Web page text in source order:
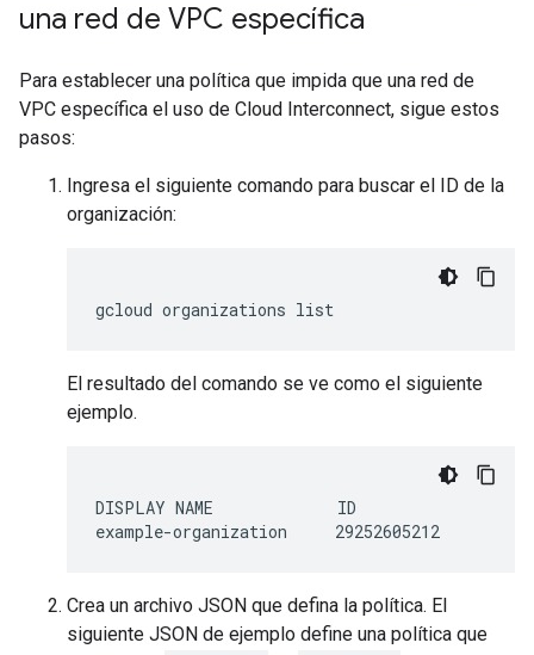
una red de VPC específica
Para establecer una política que impida que una red de
VPC específica el uso de Cloud Interconnect, sigue estos
pasos:
Ingresa el siguiente comando para buscar el ID de la
organización:
gcloud organizations list
El resultado del comando se ve como el siguiente
ejemplo.
DISPLAY NAME             ID
Crea un archivo JSON que defina la política. El
siguiente JSON de ejemplo define una política que